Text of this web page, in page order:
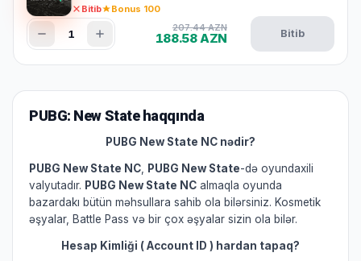
Bitib
Bonus 100
1 207.44 AZN
188.58 AZN Bitib
PUBG: New State haqqında
PUBG New State NC nədir?
PUBG New State NC PUBG New State-də oyundaxili
valyutadır. PUBG New State NC almaqla oyunda
bazardakı bütün məhsullara sahib ola bilərsiniz. Kosmetik
əşyalar, Battle Pass və bir çox əşyalar sizin ola bilər.
Hesap Kimliği ( Account ID ) hardan tapaq?